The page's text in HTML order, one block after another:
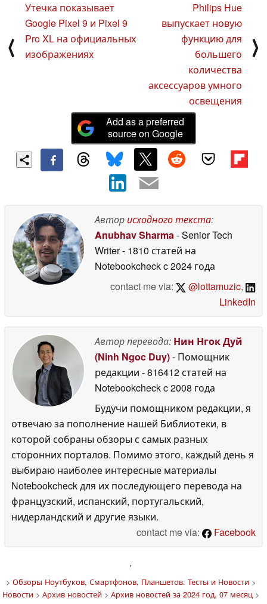
⟨
Утечка показывает
Google Pixel 9 и Pixel 9
Pro XL на официальных
изображениях
Philips Hue
выпускает новую
функцию для
большего
количества
аксессуаров умного
освещения
⟩
Add as a preferred
source on Google
Авторисходного текста:
Anubhav Sharma- Senior Tech
Writer- 1810 статей на
Notebookcheckc 2024 года
contact me via:
@lottamuzic,
LinkedIn
Автор перевода: Нин Нгок Дуй
(Ninh Ngoc Duy)- Помощник
редакции - 816412 статей на
Notebookcheckc 2008 года
Будучи помощником редакции, я
отвечаю за пополнение нашей Библиотеки, в
которой собраны обзоры с самых разных
сторонних порталов. Помимо этого, каждый день я
выбираю наиболее интересные материалы
Notebookcheck для их последующего перевода на
французский, испанский, португальский,
нидерландский и другие языки.
contact me via:
Facebook
'
> Обзоры Ноутбуков, Смартфонов, Планшетов. Тесты и Новости>
Новости> Архив новостей> Архив новостей за 2024 год, 07 месяц>